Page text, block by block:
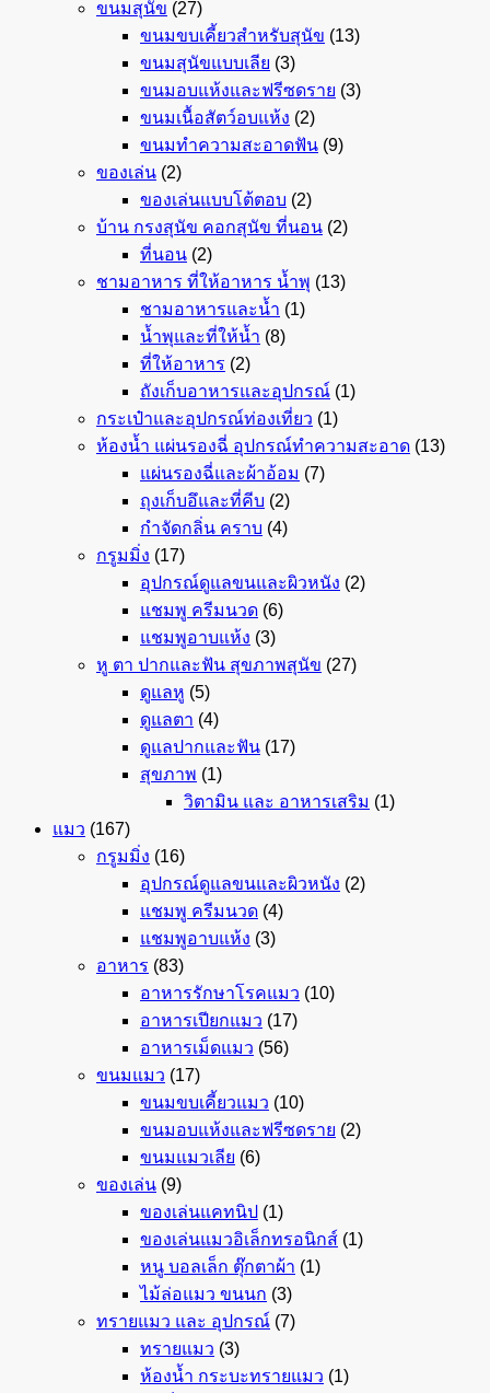
ขนมสุนัข (27)
ขนมขบเคี้ยวสำหรับสุนัข (13)
ขนมสุนัขแบบเลีย (3)
ขนมอบแห้งและฟรีซดราย (3)
ขนมเนื้อสัตว์อบแห้ง (2)
ขนมทำความสะอาดฟัน (9)
ของเล่น (2)
ของเล่นแบบโต้ตอบ (2)
บ้าน กรงสุนัข คอกสุนัข ที่นอน (2)
ที่นอน (2)
ชามอาหาร ที่ให้อาหาร น้ำพุ (13)
ชามอาหารและน้ำ (1)
น้ำพุและที่ให้น้ำ (8)
ที่ให้อาหาร (2)
ถังเก็บอาหารและอุปกรณ์ (1)
กระเป๋าและอุปกรณ์ท่องเที่ยว (1)
ห้องน้ำ แผ่นรองฉี่ อุปกรณ์ทำความสะอาด (13)
แผ่นรองฉี่และผ้าอ้อม (7)
ถุงเก็บอึและที่คีบ (2)
กำจัดกลิ่น คราบ (4)
กรูมมิ่ง (17)
อุปกรณ์ดูแลขนและผิวหนัง (2)
แชมพู ครีมนวด (6)
แชมพูอาบแห้ง (3)
หู ตา ปากและฟัน สุขภาพสุนัข (27)
ดูแลหู (5)
ดูแลตา (4)
ดูแลปากและฟัน (17)
สุขภาพ (1)
วิตามิน และ อาหารเสริม (1)
แมว (167)
กรูมมิ่ง (16)
อุปกรณ์ดูแลขนและผิวหนัง (2)
แชมพู ครีมนวด (4)
แชมพูอาบแห้ง (3)
อาหาร (83)
อาหารรักษาโรคแมว (10)
อาหารเปียกแมว (17)
อาหารเม็ดแมว (56)
ขนมแมว (17)
ขนมขบเคี้ยวแมว (10)
ขนมอบแห้งและฟรีซดราย (2)
ขนมแมวเลีย (6)
ของเล่น (9)
ของเล่นแคทนิป (1)
ของเล่นแมวอิเล็กทรอนิกส์ (1)
หนู บอลเล็ก ตุ๊กตาผ้า (1)
ไม้ล่อแมว ขนนก (3)
ทรายแมว และ อุปกรณ์ (7)
ทรายแมว (3)
ห้องน้ำ กระบะทรายแมว (1)